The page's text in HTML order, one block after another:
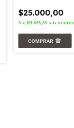
$25.000,00
3 x $8.333,33 sin interés